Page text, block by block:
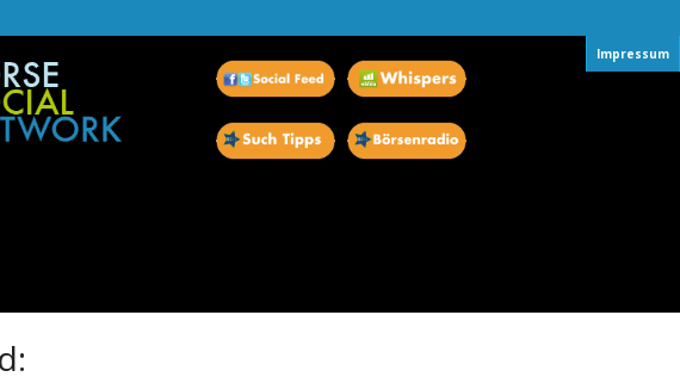
Impressum